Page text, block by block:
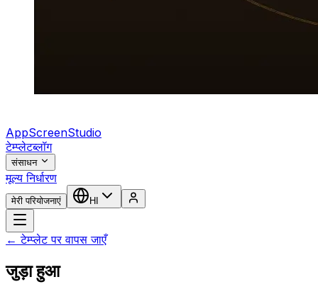
AppScreenStudio
टेम्प्लेटब्लॉग
संसाधन
मूल्य निर्धारण
मेरी परियोजनाएं HI
← टेम्प्लेट पर वापस जाएँ
जुड़ा हुआ